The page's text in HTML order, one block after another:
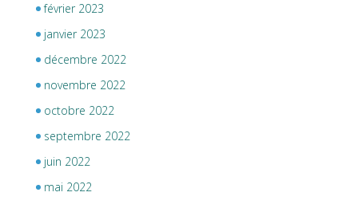
février 2023
janvier 2023
décembre 2022
novembre 2022
octobre 2022
septembre 2022
juin 2022
mai 2022